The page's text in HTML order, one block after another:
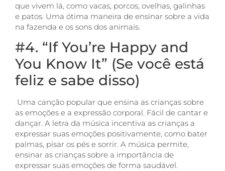
que vivem lá, como vacas, porcos, ovelhas, galinhas
e patos. Uma ótima maneira de ensinar sobre a vida
na fazenda e os sons dos animais.
#4. “If You’re Happy and
You Know It” (Se você está
feliz e sabe disso)
Uma canção popular que ensina as crianças sobre
as emoções e a expressão corporal. Fácil de cantar e
dançar. A letra da música incentiva as crianças a
expressar suas emoções positivamente, como bater
palmas, pisar os pés e sorrir. A música permite,
ensinar as crianças sobre a importância de
expressar suas emoções de forma saudável.